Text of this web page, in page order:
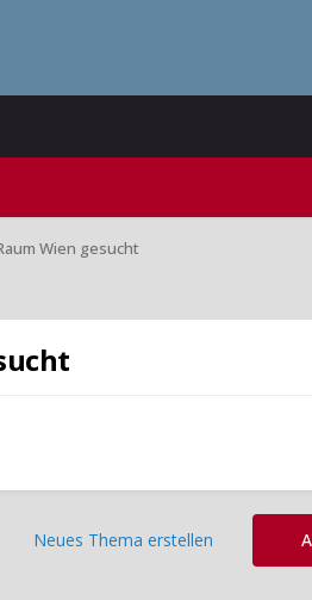
Wien gesucht
Neues Thema erstellen